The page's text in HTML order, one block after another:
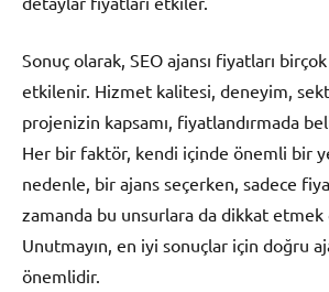
Sonuç olarak, SEO ajansı fiyatları
etkilenir. Hizmet kalitesi, deneyim,
projenizin kapsamı, fiyatlandırmada
Her bir faktör, kendi içinde önemli bir
nedenle, bir ajans seçerken, sadece
zamanda bu unsurlara da dikkat etmek
Unutmayın, en iyi sonuçlar için doğru
önemlidir.